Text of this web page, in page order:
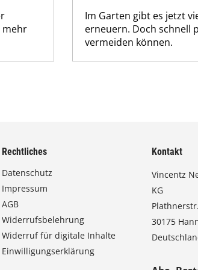
mehr
Im Garten gibt es jetzt
erneuern. Doch schnell
vermeiden können.
Rechtliches
Datenschutz
Impressum
AGB
Widerrufsbelehrung
Widerruf für digitale Inhalte
Einwilligungserklärung
Kontakt
Vincentz
KG
30175